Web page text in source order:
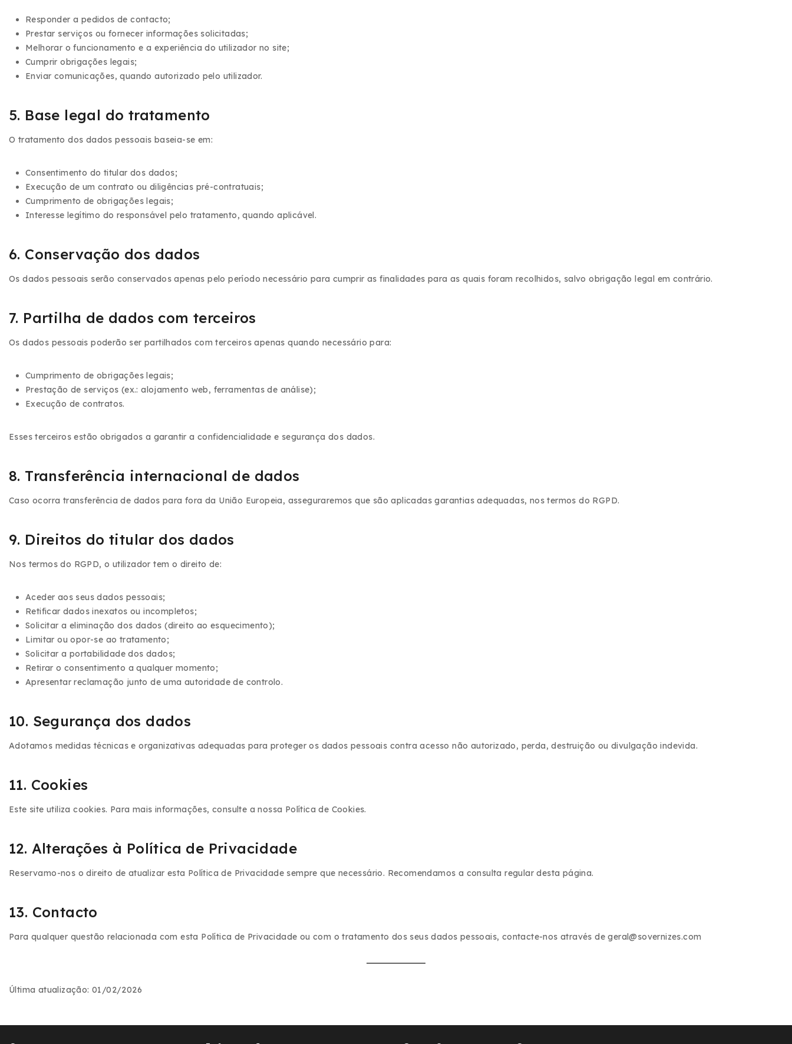
Responder a pedidos de contacto;
Prestar serviços ou fornecer informações solicitadas;
Melhorar o funcionamento e a experiência do utilizador no site;
Cumprir obrigações legais;
Enviar comunicações, quando autorizado pelo utilizador.
5. Base legal do tratamento
O tratamento dos dados pessoais baseia-se em:
Consentimento do titular dos dados;
Execução de um contrato ou diligências pré-contratuais;
Cumprimento de obrigações legais;
Interesse legítimo do responsável pelo tratamento, quando aplicável.
6. Conservação dos dados
Os dados pessoais serão conservados apenas pelo período necessário para cumprir as finalidades para as quais foram recolhidos, salvo obrigação legal em contrário.
7. Partilha de dados com terceiros
Os dados pessoais poderão ser partilhados com terceiros apenas quando necessário para:
Cumprimento de obrigações legais;
Prestação de serviços (ex.: alojamento web, ferramentas de análise);
Execução de contratos.
Esses terceiros estão obrigados a garantir a confidencialidade e segurança dos dados.
8. Transferência internacional de dados
Caso ocorra transferência de dados para fora da União Europeia, asseguraremos que são aplicadas garantias adequadas, nos termos do RGPD.
9. Direitos do titular dos dados
Nos termos do RGPD, o utilizador tem o direito de:
Aceder aos seus dados pessoais;
Retificar dados inexatos ou incompletos;
Solicitar a eliminação dos dados (direito ao esquecimento);
Limitar ou opor-se ao tratamento;
Solicitar a portabilidade dos dados;
Retirar o consentimento a qualquer momento;
Apresentar reclamação junto de uma autoridade de controlo.
10. Segurança dos dados
Adotamos medidas técnicas e organizativas adequadas para proteger os dados pessoais contra acesso não autorizado, perda, destruição ou divulgação indevida.
11. Cookies
Este site utiliza cookies. Para mais informações, consulte a nossa Política de Cookies.
12. Alterações à Política de Privacidade
Reservamo-nos o direito de atualizar esta Política de Privacidade sempre que necessário. Recomendamos a consulta regular desta página.
13. Contacto
Para qualquer questão relacionada com esta Política de Privacidade ou com o tratamento dos seus dados pessoais, contacte-nos através de geral@sovernizes.com
Última atualização: 01/02/2026